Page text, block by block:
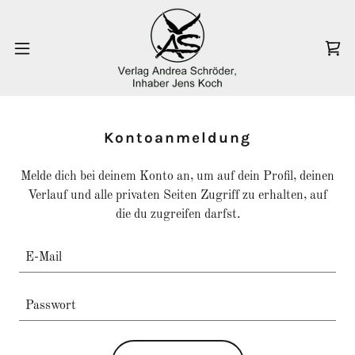
Kontoanmeldung
Melde dich bei deinem Konto an, um auf dein Profil, deinen
Verlauf und alle privaten Seiten Zugriff zu erhalten, auf
die du zugreifen darfst.